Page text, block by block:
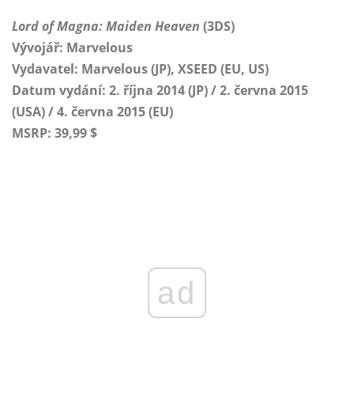
Lord of Magna: Maiden Heaven (3DS)
Vývojář: Marvelous
Vydavatel: Marvelous (JP), XSEED (EU, US)
Datum vydání: 2. října 2014 (JP) / 2. června 2015
(USA) / 4. června 2015 (EU)
MSRP: 39,99 $
ad